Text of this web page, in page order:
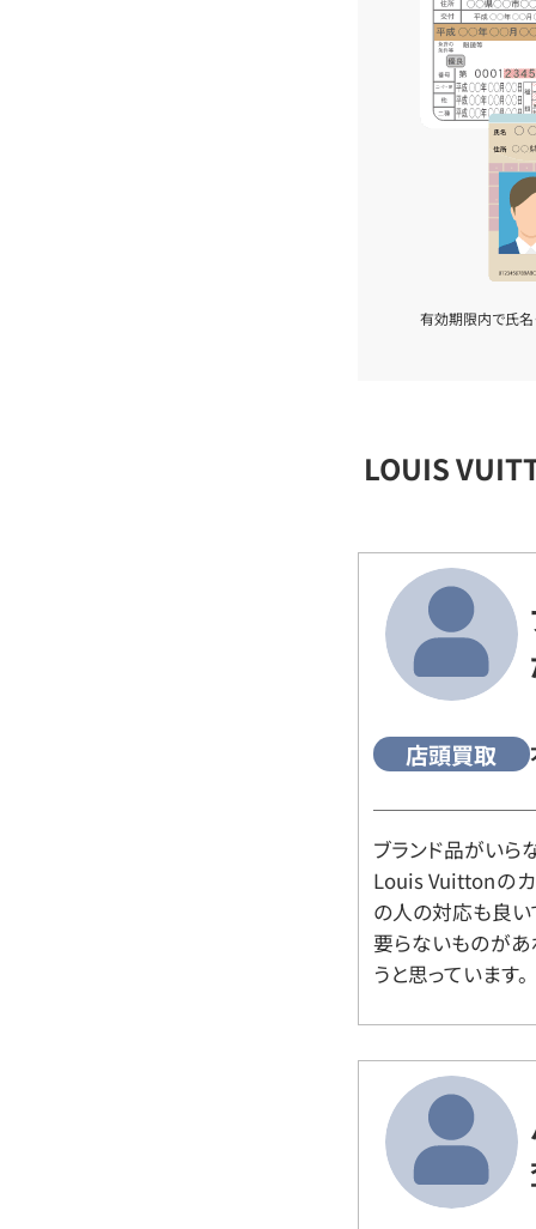
有効期限内で氏名
LOUIS
店頭買取
ブランド品がいら
Louis Vuittonの
の人の対応も良い
要らないものがあ
うと思っています。